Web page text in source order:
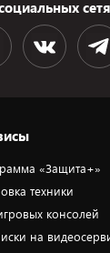
«Защита+»
техники
консолей
на